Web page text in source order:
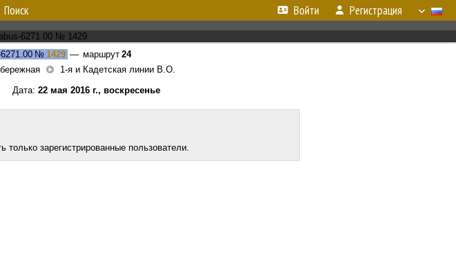
Поиск Войти Регистрация
№ 1429 — маршрут 24
1-я и Кадетская линии В.О.
22 мая 2016 г., воскресенье
только зарегистрированные пользователи.